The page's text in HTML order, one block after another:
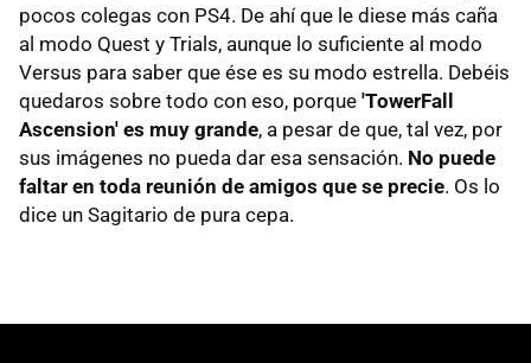
pocos colegas con PS4. De ahí que le diese más caña
al modo Quest y Trials, aunque lo suficiente al modo
Versus para saber que ése es su modo estrella. Debéis
quedaros sobre todo con eso, porque 'TowerFall
Ascension' es muy grande, a pesar de que, tal vez, por
sus imágenes no pueda dar esa sensación. No puede
faltar en toda reunión de amigos que se precie. Os lo
dice un Sagitario de pura cepa.